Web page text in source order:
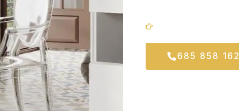
685 858 162